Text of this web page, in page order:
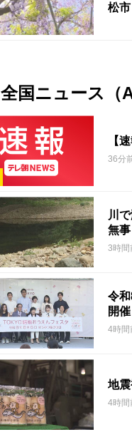
松市
全国ニュース（
【
36分
川
無
3時間
令
開催
4時間
地
4時間